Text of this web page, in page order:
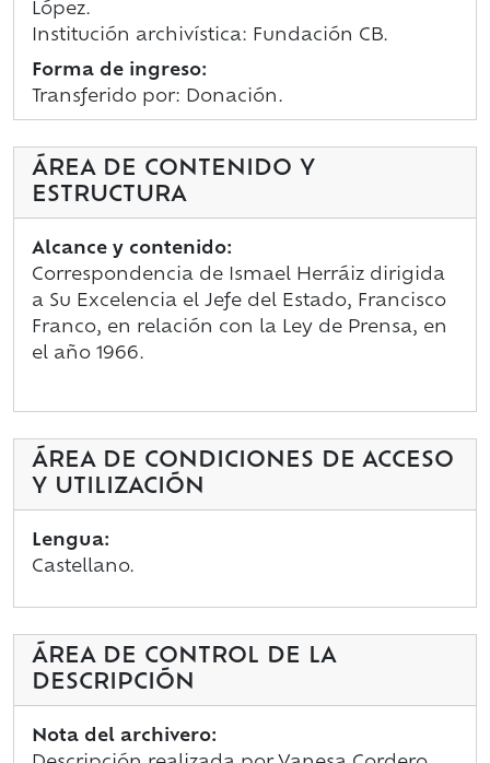
López.
Institución archivística: Fundación CB.
Forma de ingreso:
Transferido por: Donación.
ÁREA DE CONTENIDO Y
ESTRUCTURA
Alcance y contenido:
Correspondencia de Ismael Herráiz dirigida
a Su Excelencia el Jefe del Estado, Francisco
Franco, en relación con la Ley de Prensa, en
el año 1966.
ÁREA DE CONDICIONES DE ACCESO
Y UTILIZACIÓN
Lengua:
Castellano.
ÁREA DE CONTROL DE LA
DESCRIPCIÓN
Nota del archivero: